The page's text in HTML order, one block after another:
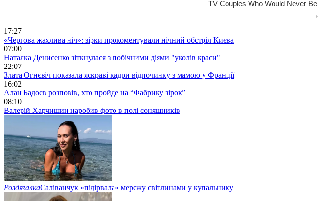
17:27
«Чергова жахлива ніч»: зірки прокоментували нічний обстріл Києва
07:00
Наталка Денисенко зіткнулася з побічними діями "уколів краси"
22:07
Злата Огнєвіч показала яскраві кадри відпочинку з мамою у Франції
16:02
Алан Бадоєв розповів, хто пройде на “Фабрику зірок”
08:10
Валерій Харчишин наробив фото в полі соняшників
РоздягалкаСаліванчук «підірвала» мережу світлинами у купальнику